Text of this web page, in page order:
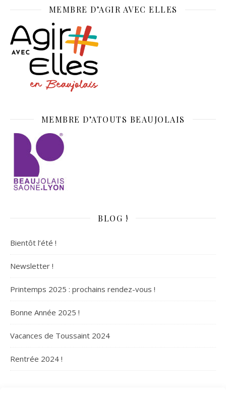
MEMBRE D’AGIR AVEC ELLES
MEMBRE D’ATOUTS BEAUJOLAIS
BLOG !
Bientôt l’été !
Newsletter !
Printemps 2025 : prochains rendez-vous !
Bonne Année 2025 !
Vacances de Toussaint 2024
Rentrée 2024 !